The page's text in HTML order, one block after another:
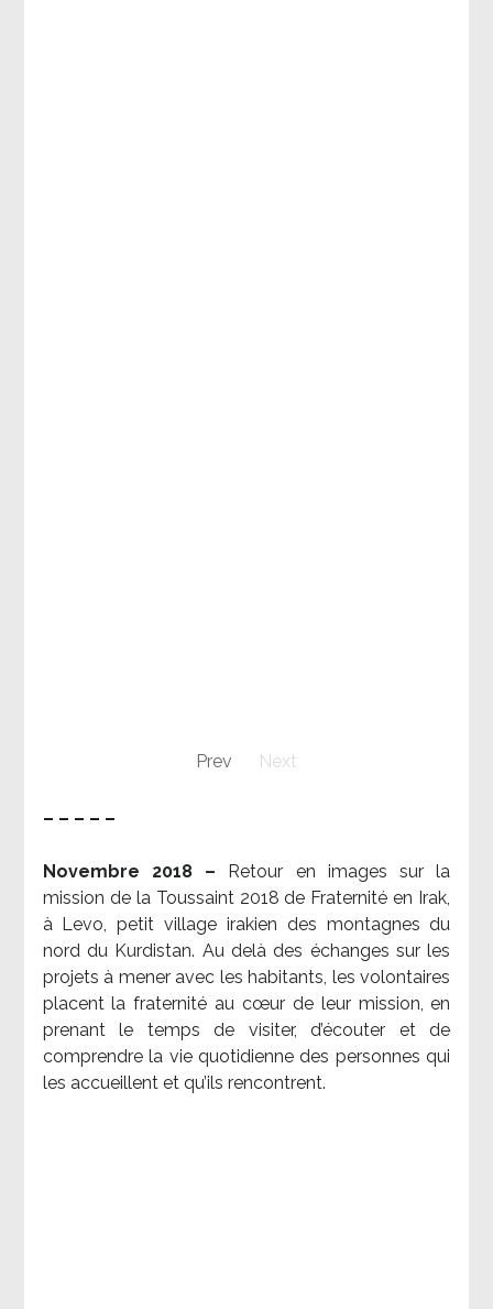
Prev Next
– – – – –
Novembre 2018 –
Retour en images sur la
mission de la Toussaint 2018 de Fraternité en Irak,
à Levo, petit village irakien des montagnes du
nord du Kurdistan. Au delà des échanges sur les
projets à mener avec les habitants, les volontaires
placent la fraternité au cœur de leur mission, en
prenant le temps de visiter, d’écouter et de
comprendre la vie quotidienne des personnes qui
les accueillent et qu’ils rencontrent.